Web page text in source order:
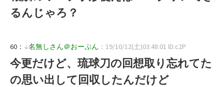
るんじゃろ？
60： ↓名無しさん＠おーぷん ：19/10/12(土)03:48:01 ID:c2P
今更だけど、琉球刀の回想取り忘れてた
の思い出して回収したんだけど